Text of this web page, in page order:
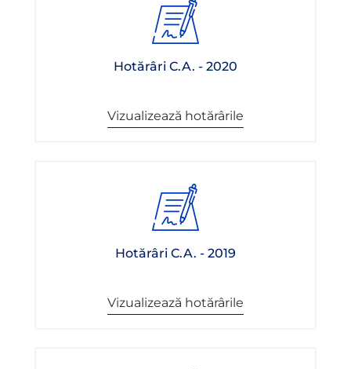
Hotărâri C.A. - 2020
Vizualizează hotărârile
Hotărâri C.A. - 2019
Vizualizează hotărârile